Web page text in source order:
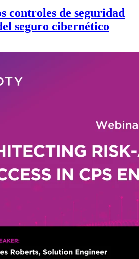
controles de seguridad
seguro cibernético